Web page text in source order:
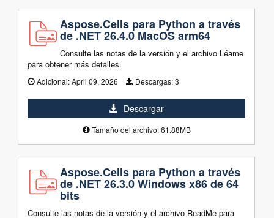
Aspose.Cells para Python a través
de .NET 26.4.0 MacOS arm64
Consulte las notas de la versión y el archivo Léame
para obtener más detalles.
Adicional:April 09, 2026 Descargas:3
Descargar
Tamaño del archivo: 61.88MB
Aspose.Cells para Python a través
de .NET 26.3.0 Windows x86 de 64
bits
Consulte las notas de la versión y el archivo ReadMe para